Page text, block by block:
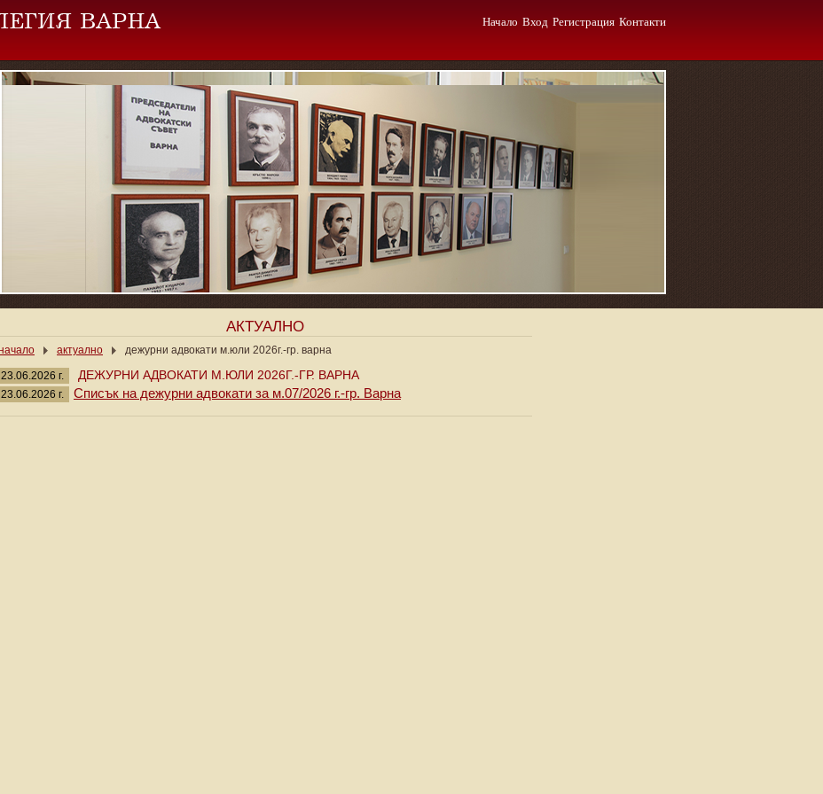
Начало Вход Регистрация Контакти
АКТУАЛНО
актуално дежурни адвокати м.юли 2026г.-гр. варна
23.06.2026 г. ДЕЖУРНИ АДВОКАТИ М.ЮЛИ 2026Г.-ГР. ВАРНА
23.06.2026 г. Списък на дежурни адвокати за м.07/2026 г.-гр. Варна